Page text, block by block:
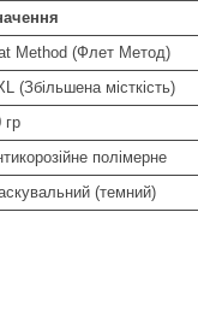
Method (Флет Метод)
(Збільшена місткість)
гр
полімерне
(темний)